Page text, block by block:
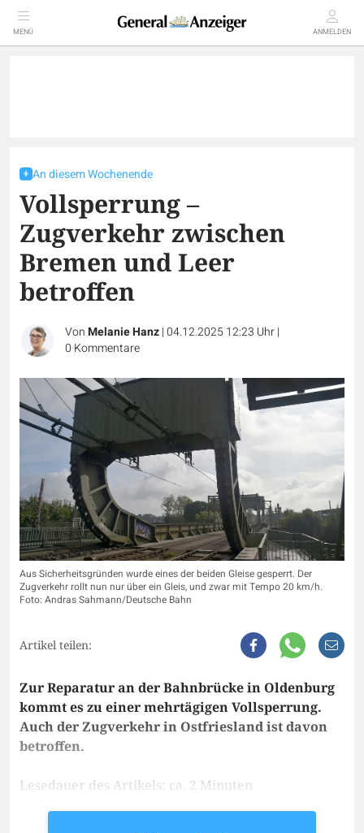
MENÜ ANMELDEN
An diesem Wochenende
Vollsperrung –
Zugverkehr zwischen
Bremen und Leer
betroffen
VonMelanie Hanz|04.12.2025 12:23 Uhr|
0 Kommentare
Aus Sicherheitsgründen wurde eines der beiden Gleise gesperrt. Der
Zugverkehr rollt nun nur über ein Gleis, und zwar mit Tempo 20 km/h.
Foto: Andras Sahmann/Deutsche Bahn
Artikel teilen:
Zur Reparatur an der Bahnbrücke in Oldenburg
kommt es zu einer mehrtägigen Vollsperrung.
Auch der Zugverkehr in Ostfriesland ist davon
betroffen.
Lesedauer des Artikels: ca. 2 Minuten